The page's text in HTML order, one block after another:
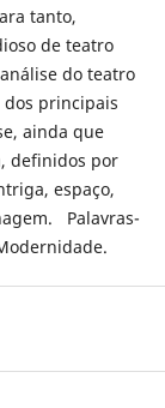
tanto,
de teatro
do teatro
dos principais
ainda que
definidos por
espaço,
Palavras-